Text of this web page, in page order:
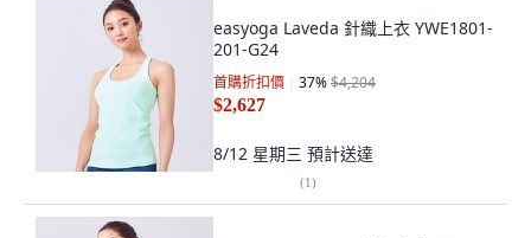
easyoga Laveda 針織上衣 YWE1801-
201-G24
首購折扣價 37%$4,204
$2,627
8/12 星期三 預計送達
(1)